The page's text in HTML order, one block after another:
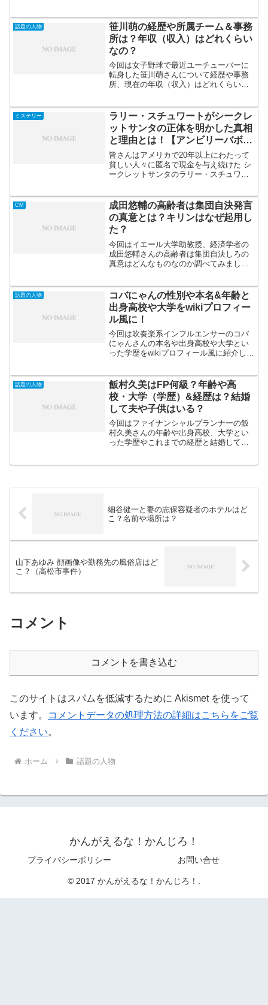
っていますか？実は川代紗生さんという
方が考案したカレーなんで...
話題の人物
笹川萌の経歴や所属チーム＆事務
所は？年収（収入）はどれくらい
なの？
今回は女子野球で最近ユーチューバーに
転身した笹川萌さんについて経歴や事務
所、現在の年収（収入）はどれくらいな
からキレのあるボールを投げる女子野球
ユーチューバーです！これ...
ミステリー
ラリー・スチュワートがシークレ
ットサンタの正体を明かした真相
と理由とは！【アンビリーバボ
ー】
皆さんはアメリカで20年以上にわたって
貧しい人々に匿名で現金を与え続けた シ
ークレットサンタのラリー・スチュワー
スチュワートは生涯にわたって配った現
金は日本円で...
CM
成田悠輔の高齢者は集団自決発言
の真意とは？キリンはなぜ起用し
た？
今回はイエール大学助教授、経済学者の
成田悠輔さんの高齢者は集団自決しろの
真意はどんなものなのか調べてみまし
炎上しキリンは「氷結無糖」の缶チュー
ハイの広告の一部を削除した...
話題の人物
コバにゃんの性別や本名&年齢と
出身高校や大学をwikiプロフィー
ル風に！
今回は吹奏楽系インフルエンサーのコバ
にゃんさんの本名や出身高校や大学とい
った学歴をwikiプロフィール風に紹介して
てる人も多いかもしれませんが、今回
「マツコの知らない世...
話題の人物
飯村久美はFP何級？年齢や高
校・大学（学歴）&経歴は？結婚
して夫や子供はいる？
今回はファイナンシャルプランナーの飯
村久美さんの年齢や出身高校、大学とい
った学歴やこれまでの経歴と結婚して夫
細谷健一と妻の志保容疑者のホテルはど
こ？名前や場所は？
山下あゆみ 顔画像や勤務先の風俗店はど
こ？（高松市事件）
コメント
コメントを書き込む
このサイトはスパムを低減するために Akismet を使って
います。
コメントデータの処理方法の詳細はこちらをご覧
ください。
ホーム 話題の人物
かんがえるな！かんじろ！
プライバシーポリシー お問い合せ
© 2017 かんがえるな！かんじろ！.